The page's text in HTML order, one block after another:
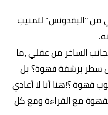
من "البقدونس" لتمنيتِ
الساخر من عقلي ،ما
سطر برشفة قهوة؟ بل
قهوة ؟!هنا أنا لا أعادي
مع القراءة ومع كل